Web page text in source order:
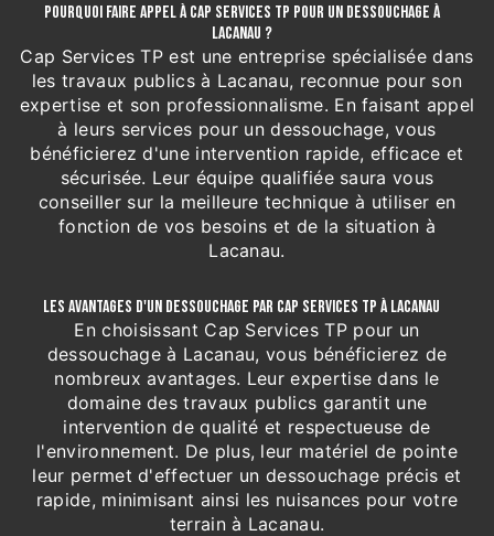
POURQUOI FAIRE APPEL À CAP SERVICES TP POUR UN DESSOUCHAGE À
LACANAU ?
Cap Services TP est une entreprise spécialisée dans
les travaux publics à Lacanau, reconnue pour son
expertise et son professionnalisme. En faisant appel
à leurs services pour un dessouchage, vous
bénéficierez d'une intervention rapide, efficace et
sécurisée. Leur équipe qualifiée saura vous
conseiller sur la meilleure technique à utiliser en
fonction de vos besoins et de la situation à
Lacanau.
LES AVANTAGES D'UN DESSOUCHAGE PAR CAP SERVICES TP À LACANAU
En choisissant Cap Services TP pour un
dessouchage à Lacanau, vous bénéficierez de
nombreux avantages. Leur expertise dans le
domaine des travaux publics garantit une
intervention de qualité et respectueuse de
l'environnement. De plus, leur matériel de pointe
leur permet d'effectuer un dessouchage précis et
rapide, minimisant ainsi les nuisances pour votre
terrain à Lacanau.